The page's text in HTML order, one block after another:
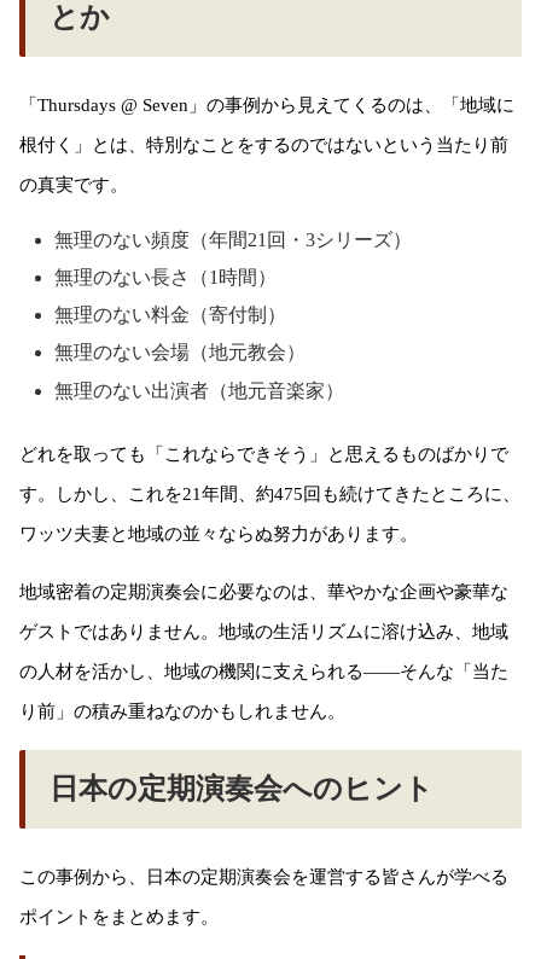
とか
「Thursdays @ Seven」の事例から見えてくるのは、「地域に
根付く」とは、特別なことをするのではないという当たり前
の真実です。
無理のない頻度（年間21回・3シリーズ）
無理のない長さ（1時間）
無理のない料金（寄付制）
無理のない会場（地元教会）
無理のない出演者（地元音楽家）
どれを取っても「これならできそう」と思えるものばかりで
す。しかし、これを21年間、約475回も続けてきたところに、
ワッツ夫妻と地域の並々ならぬ努力があります。
地域密着の定期演奏会に必要なのは、華やかな企画や豪華な
ゲストではありません。地域の生活リズムに溶け込み、地域
の人材を活かし、地域の機関に支えられる——そんな「当た
り前」の積み重ねなのかもしれません。
日本の定期演奏会へのヒント
この事例から、日本の定期演奏会を運営する皆さんが学べる
ポイントをまとめます。